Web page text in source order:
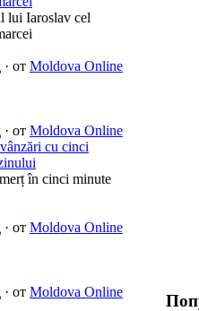
lui Iaroslav cel
· от Moldova Online
· от Moldova Online
cu cinci
în cinci minute
· от Moldova Online
· от Moldova Online